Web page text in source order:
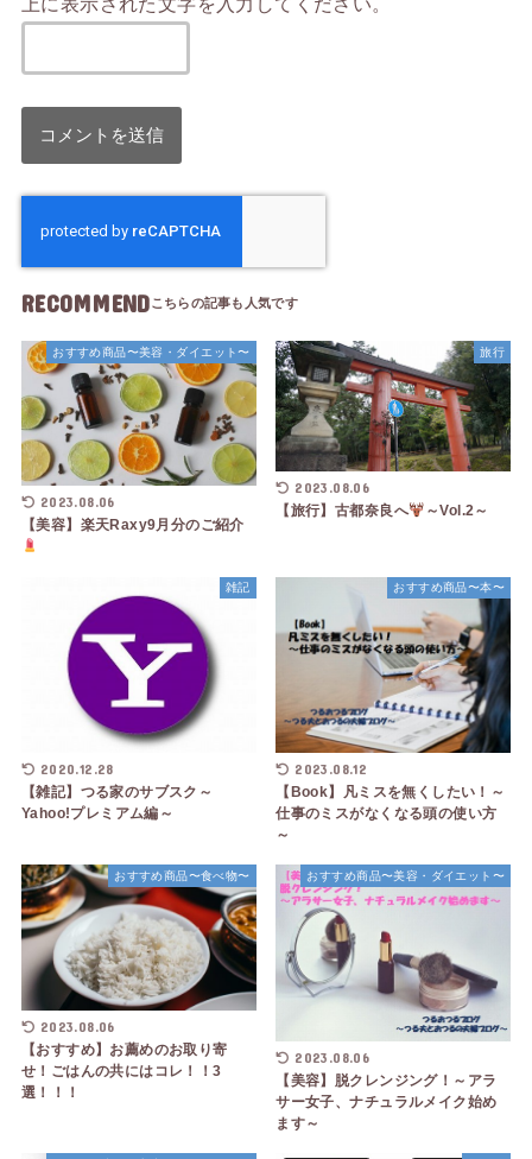
RECOMMEND
おすすめ商品〜美容・ダイエット〜
2023.08.06
【美容】楽天Raxy9月分のご紹介
旅行
2023.08.06
【旅行】古都奈良へ ～Vol.2～
雑記
2020.12.28
【雑記】つる家のサブスク～
Yahoo!プレミアム編～
おすすめ商品〜本〜
2023.08.12
【Book】凡ミスを無くしたい！～
仕事のミスがなくなる頭の使い方
～
おすすめ商品〜食べ物〜
2023.08.06
【おすすめ】お薦めのお取り寄
せ！ごはんの共にはコレ！！3
選！！！
おすすめ商品〜美容・ダイエット〜
2023.08.06
【美容】脱クレンジング！～アラ
サー女子、ナチュラルメイク始め
ます～